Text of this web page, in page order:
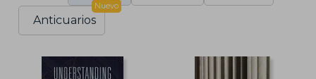
Anticuarios
Nuevo